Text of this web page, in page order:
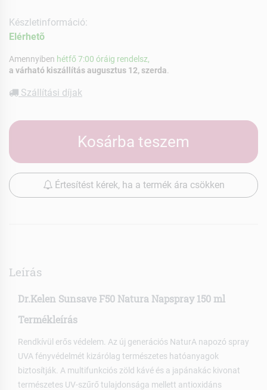
Készletinformáció:
Elérhetõ
Amennyiben hétfő 7:00 óráig rendelsz,
a várható kiszállítás augusztus 12, szerda
Szállítási díjak
Kosárba teszem
Értesítést kérek, ha a termék ára csökken
Leírás
Dr.Kelen Sunsave F50 Natura Napspray 150 ml
Termékleírás
Rendkívül erős védelem. Az új generációs NaturA napozó spray
UVA fényvédelmét kizárólag természetes hatóanyagok
biztosítják. A multifunkciós zöld kávé és a japánakác kivonat
természetes UV-szűrő tulajdonsága mellett antioxidáns